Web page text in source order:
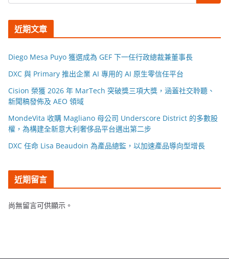
近期文章
Diego Mesa Puyo 獲選成為 GEF 下一任行政總裁兼董事長
DXC 與 Primary 推出企業 AI 專用的 AI 原生零信任平台
Cision 榮獲 2026 年 MarTech 突破獎三項大獎，涵蓋社交聆聽、
新聞稿發佈及 AEO 領域
MondeVita 收購 Magliano 母公司 Underscore District 的多數股
權，為構建全新意大利奢侈品平台邁出第二步
DXC 任命 Lisa Beaudoin 為產品總監，以加速產品導向型增長
近期留言
尚無留言可供顯示。